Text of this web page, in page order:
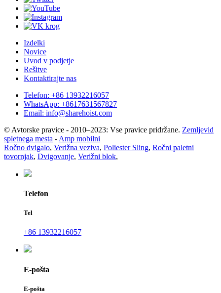
Izdelki
Novice
Uvod v podjetje
Rešitve
Kontaktirajte nas
Telefon: +86 13932216057
WhatsApp: +8617631567827
Email: info@sharehoist.com
© Avtorske pravice - 2010–2023: Vse pravice pridržane. Zemljevid
spletnega mesta - Amp mobilni
Ročno dvigalo, Verižna veziva, Poliester Sling, Ročni paletni
tovornjak, Dvigovanje, Verižni blok,
Telefon
Tel
+86 13932216057
E-pošta
E-pošta